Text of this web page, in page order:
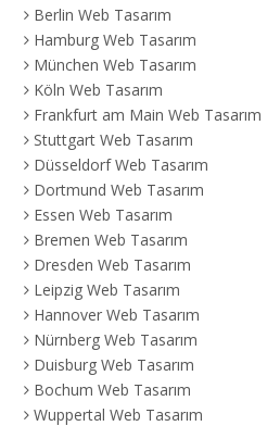
Berlin Web Tasarım
Hamburg Web Tasarım
München Web Tasarım
Köln Web Tasarım
Frankfurt am Main Web Tasarım
Stuttgart Web Tasarım
Düsseldorf Web Tasarım
Dortmund Web Tasarım
Essen Web Tasarım
Bremen Web Tasarım
Dresden Web Tasarım
Leipzig Web Tasarım
Hannover Web Tasarım
Nürnberg Web Tasarım
Duisburg Web Tasarım
Bochum Web Tasarım
Wuppertal Web Tasarım